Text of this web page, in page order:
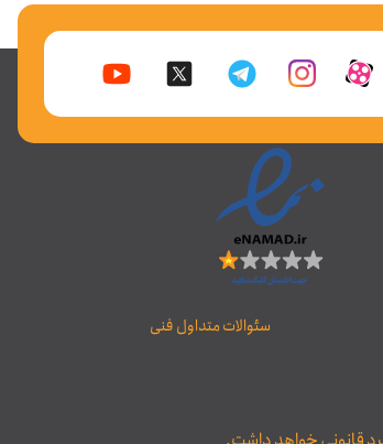
سئوالات متداول فنی